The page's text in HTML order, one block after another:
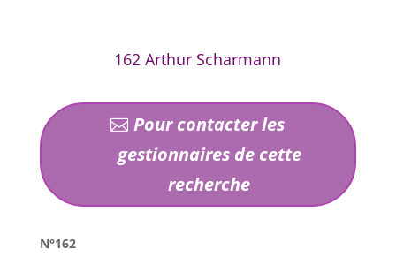
162 Arthur Scharmann
Pour contacter les
gestionnaires de cette
recherche
N°162